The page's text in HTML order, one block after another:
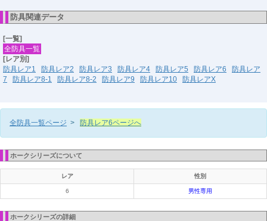
防具関連データ
[一覧]
全防具一覧
[レア別]
防具レア1
防具レア2 防具レア3 防具レア4 防具レア5 防具レア6
防具レア
7
防具レア8-1 防具レア8-2 防具レア9 防具レア10 防具レアX
全防具一覧ページ > 防具レア6ページへ
ホークシリーズについて
レア 性別
6 男性専用
ホークシリーズの詳細